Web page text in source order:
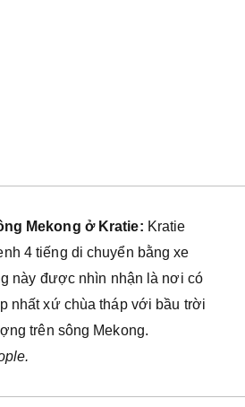
Mekong ở Kratie: Kratie
4 tiếng di chuyển bằng xe
này được nhìn nhận là nơi có
nhất xứ chùa tháp với bầu trời
trên sông Mekong.